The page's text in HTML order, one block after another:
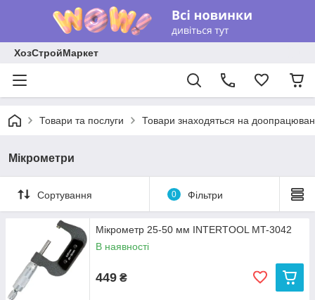
ХозСтройМаркет
Товари та послуги Товари знаходяться на
Мікрометри
Сортування 0 Фільтри
Мікрометр 25-50 мм INTERTOOL MT-3042
В наявності
449 ₴